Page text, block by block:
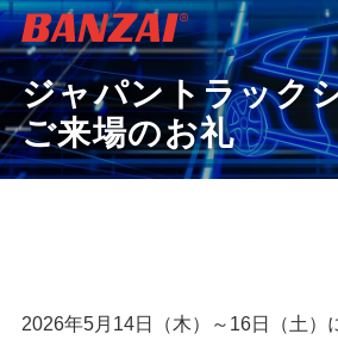
HOME
商品情報
採用情報
ジャパントラック
ご来場のお礼
2026年5月14日（木）～16日（土）